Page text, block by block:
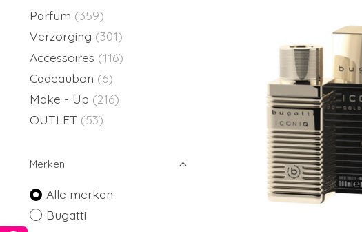
Parfum (359)
Verzorging (301)
Accessoires (116)
Cadeaubon (6)
Make - Up (216)
OUTLET (53)
Merken
Alle merken
Bugatti